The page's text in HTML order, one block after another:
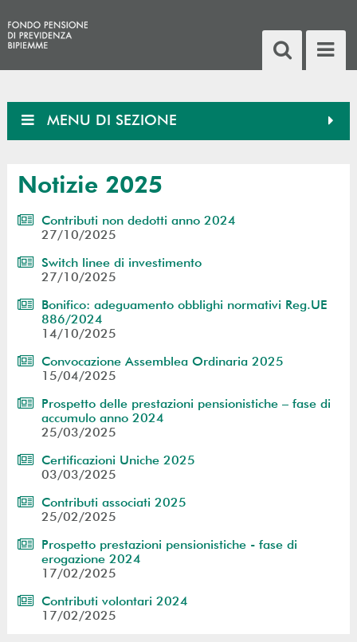
MENU DI SEZIONE
Notizie 2025
Contributi non dedotti anno 2024
27/10/2025
Switch linee di investimento
27/10/2025
Bonifico: adeguamento obblighi normativi Reg.UE
886/2024
14/10/2025
Convocazione Assemblea Ordinaria 2025
15/04/2025
Prospetto delle prestazioni pensionistiche – fase di
accumulo anno 2024
25/03/2025
Certificazioni Uniche 2025
03/03/2025
Contributi associati 2025
25/02/2025
Prospetto prestazioni pensionistiche - fase di
erogazione 2024
17/02/2025
Contributi volontari 2024
17/02/2025